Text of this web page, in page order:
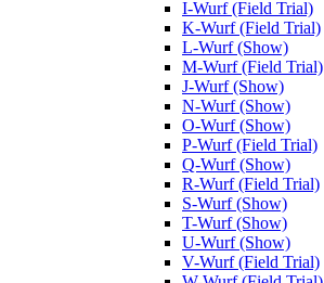
I-Wurf (Field Trial)
K-Wurf (Field Trial)
L-Wurf (Show)
M-Wurf (Field Trial)
J-Wurf (Show)
N-Wurf (Show)
O-Wurf (Show)
P-Wurf (Field Trial)
Q-Wurf (Show)
R-Wurf (Field Trial)
S-Wurf (Show)
T-Wurf (Show)
U-Wurf (Show)
V-Wurf (Field Trial)